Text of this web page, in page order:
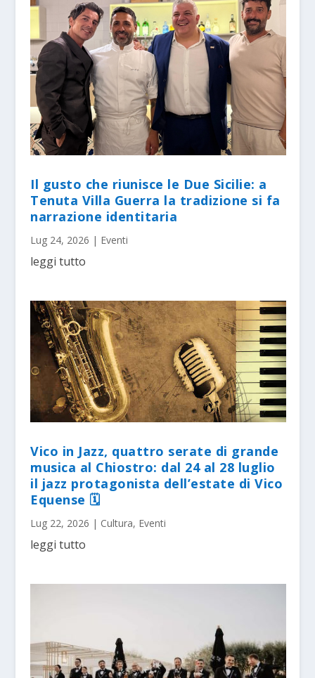
Il gusto che riunisce le Due Sicilie: a
Tenuta Villa Guerra la tradizione si fa
narrazione identitaria
Lug 24, 2026 | Eventi
leggi tutto
Vico in Jazz, quattro serate di grande
musica al Chiostro: dal 24 al 28 luglio
il jazz protagonista dell’estate di Vico
Equense 🗓
Lug 22, 2026 | Cultura, Eventi
leggi tutto